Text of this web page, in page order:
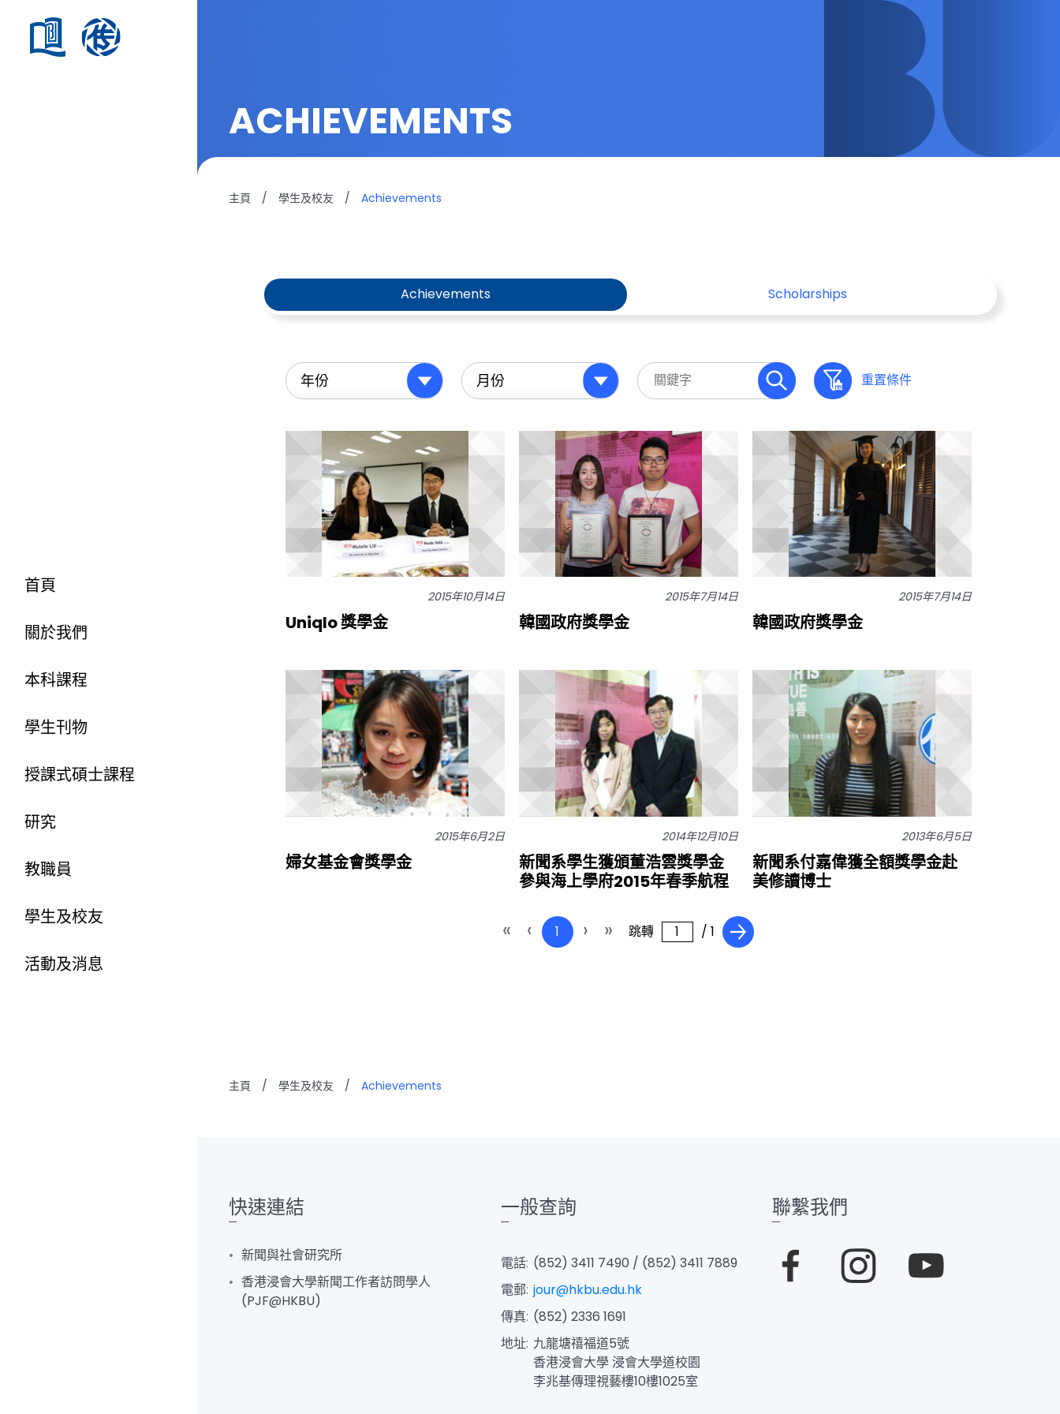
首頁
關於我們
本科課程
學生刊物
授課式碩士課程
研究
教職員
學生及校友
活動及消息
ACHIEVEMENTS
主頁 / 學生及校友 / Achievements
Achievements Scholarships
重置條件
2015年10月14日
Uniqlo 獎學金
2015年7月14日
韓國政府獎學金
2015年7月14日
韓國政府獎學金
2015年6月2日
婦女基金會獎學金
2014年12月10日
新聞系學生獲頒董浩雲獎學金
參與海上學府2015年春季航程
2013年6月5日
新聞系付嘉偉獲全額獎學金赴
美修讀博士
« ‹ 1 › » 跳轉 / 1
主頁 / 學生及校友 / Achievements
快速連結
新聞與社會研究所
香港浸會大學新聞工作者訪問學人
(PJF@HKBU)
一般查詢
電話: (852) 3411 7490 / (852) 3411 7889
電郵: jour@hkbu.edu.hk
傳真: (852) 2336 1691
地址: 九龍塘禧福道5號
香港浸會大學 浸會大學道校園
李兆基傳理視藝樓10樓1025室
聯繫我們